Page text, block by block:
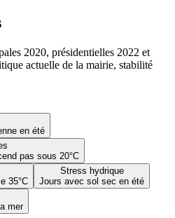
en été
pas sous 20°C
35°C
Stress hydrique
Jours avec sol sec en été
mer
2020, présidentielles 2022 et
actuelle de la mairie, stabilité